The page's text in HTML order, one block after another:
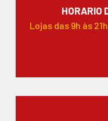
HORARIO
Lojas das 9h às